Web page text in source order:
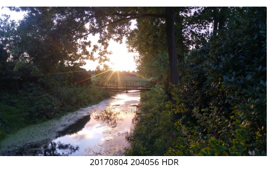
20170804 204056 HDR